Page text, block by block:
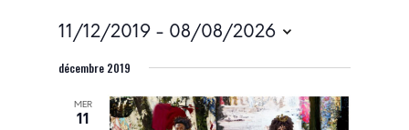
11/12/2019 - 08/08/2026
date.
décembre 2019
MER
11